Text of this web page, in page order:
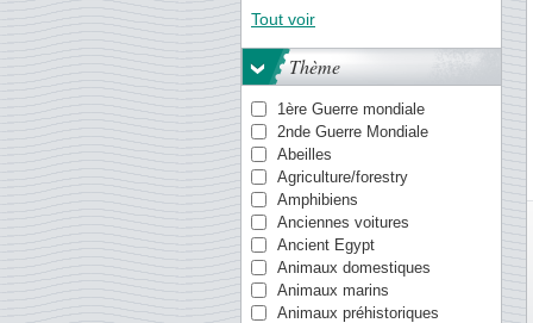
Aruba
Aurigny
Australie
Autriche
Barbade
Bosnie
Bulgarie
Chine
Chypre
Colonies néerlandaises
Croatie
Curacao
Danemark
Espagne
Tout voir
Thème
1ère Guerre mondiale
2nde Guerre Mondiale
Abeilles
Agriculture/forestry
Amphibiens
Anciennes voitures
Ancient Egypt
Animaux domestiques
Animaux marins
Animaux préhistoriques